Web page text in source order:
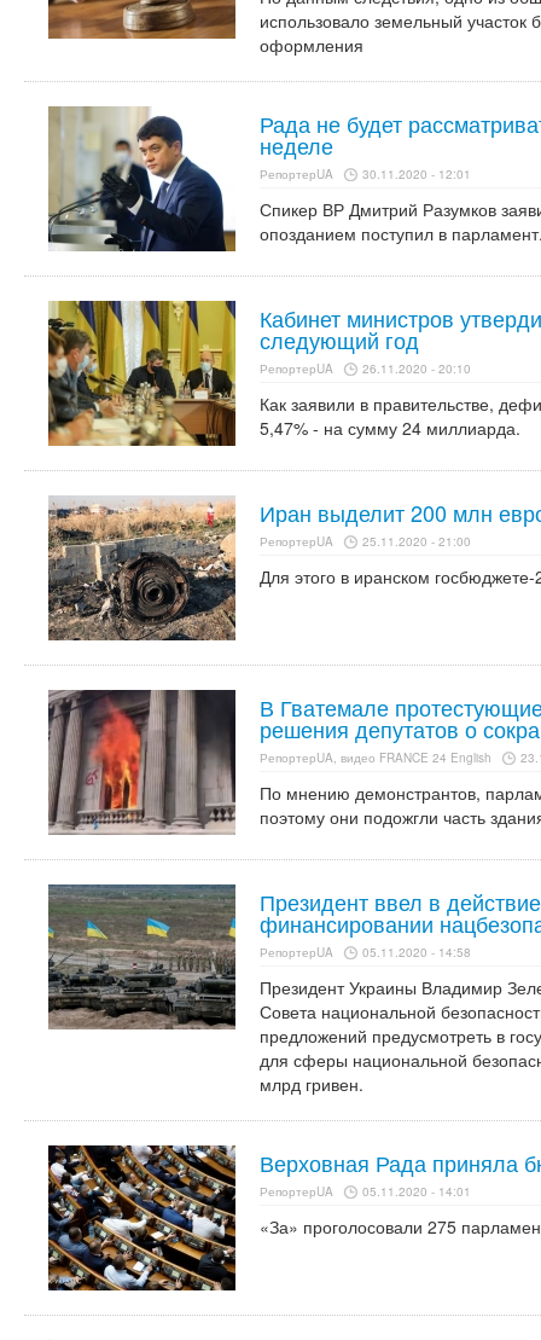
использовало земельный участок
оформления
Рада не будет
неделе
РепортерUA 30.11.2020 - 12:01
Спикер ВР Дмитрий Разумков
опозданием поступил в
Кабинет министров
следующий год
РепортерUA 26.11.2020 - 20:10
Как заявили в правительстве,
5,47% - на сумму 24 миллиарда.
Иран выделит 200 млн
РепортерUA 25.11.2020 - 21:00
Для этого в иранском
В Гватемале
решения депутатов о
РепортерUA, видео FRANCE 24 English
По мнению демонстрантов,
поэтому они подожгли часть
Президент ввел в
финансировании
РепортерUA 05.11.2020 - 14:58
Президент Украины Владимир
Совета национальной
предложений предусмотреть в
для сферы национальной
млрд гривен.
Верховная Рада приняла
РепортерUA 05.11.2020 - 14:01
«За» проголосовали 275